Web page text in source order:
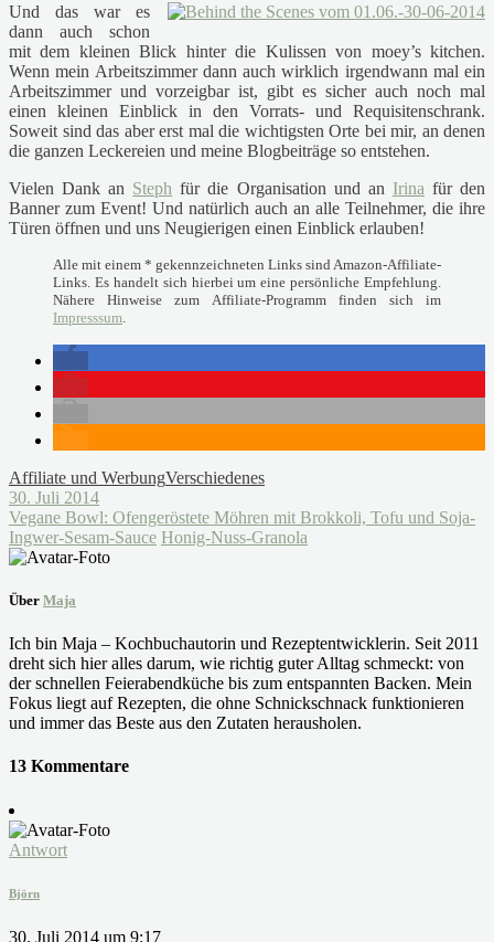
Und das war es
dann auch schon
mit dem kleinen Blick hinter die Kulissen von moey’s kitchen.
Wenn mein Arbeitszimmer dann auch wirklich irgendwann mal ein
Arbeitszimmer und vorzeigbar ist, gibt es sicher auch noch mal
einen kleinen Einblick in den Vorrats- und Requisitenschrank.
Soweit sind das aber erst mal die wichtigsten Orte bei mir, an denen
die ganzen Leckereien und meine Blogbeiträge so entstehen.
Vielen Dank an Steph für die Organisation und an Irina für den
Banner zum Event! Und natürlich auch an alle Teilnehmer, die ihre
Türen öffnen und uns Neugierigen einen Einblick erlauben!
Alle mit einem * gekennzeichneten Links sind Amazon-Affiliate-
Links. Es handelt sich hierbei um eine persönliche Empfehlung.
Nähere Hinweise zum Affiliate-Programm finden sich im
Impresssum
Affiliate und WerbungVerschiedenes
30. Juli 2014
Vegane Bowl: Ofengeröstete Möhren mit Brokkoli, Tofu und Soja-
Ingwer-Sesam-Sauce Honig-Nuss-Granola
Über Maja
Ich bin Maja – Kochbuchautorin und Rezeptentwicklerin. Seit 2011
dreht sich hier alles darum, wie richtig guter Alltag schmeckt: von
der schnellen Feierabendküche bis zum entspannten Backen. Mein
Fokus liegt auf Rezepten, die ohne Schnickschnack funktionieren
und immer das Beste aus den Zutaten herausholen.
13 Kommentare
Antwort
Björn
30. Juli 2014 um 9:17